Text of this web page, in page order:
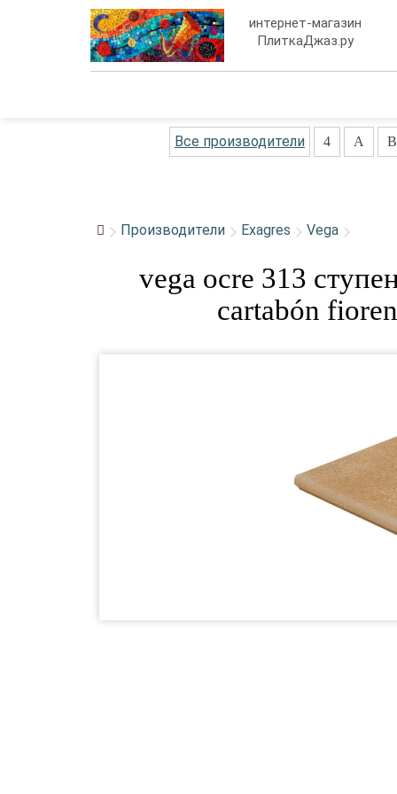
интернет-магазин
ПлиткаДжаз.ру
Все производители 4 A B
Производители Exagres Vega
vega ocre 313
cartabón